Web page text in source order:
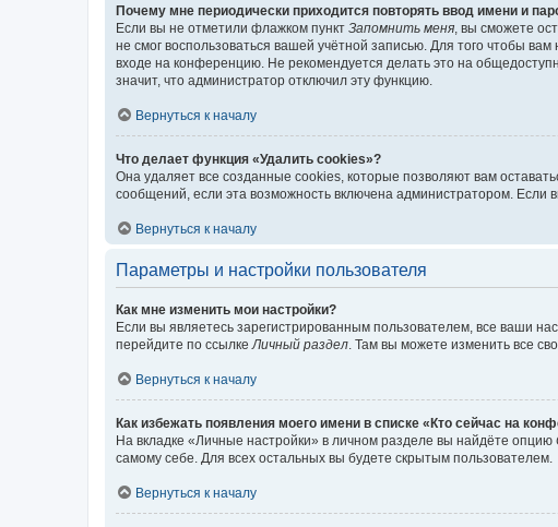
Почему мне периодически приходится повторять ввод имени и
Если вы не отметили флажком пункт Запомнить меня , вы сможете
не смог воспользоваться вашей учётной записью. Для того чтобы
входе на конференцию. Не рекомендуется делать это на
значит, что администратор отключил эту функцию.
Вернуться к началу
Что делает функция «Удалить cookies»?
Она удаляет все созданные cookies, которые позволяют вам
сообщений, если эта возможность включена администратором.
Вернуться к началу
Параметры и настройки пользователя
Как мне изменить мои настройки?
Если вы являетесь зарегистрированным пользователем, все ваши
перейдите по ссылке Личный раздел . Там вы можете изменить все
Вернуться к началу
Как избежать появления моего имени в списке «Кто сейчас на
На вкладке «Личные настройки» в личном разделе вы найдёте опцию
самому себе. Для всех остальных вы будете скрытым пользователем.
Вернуться к началу